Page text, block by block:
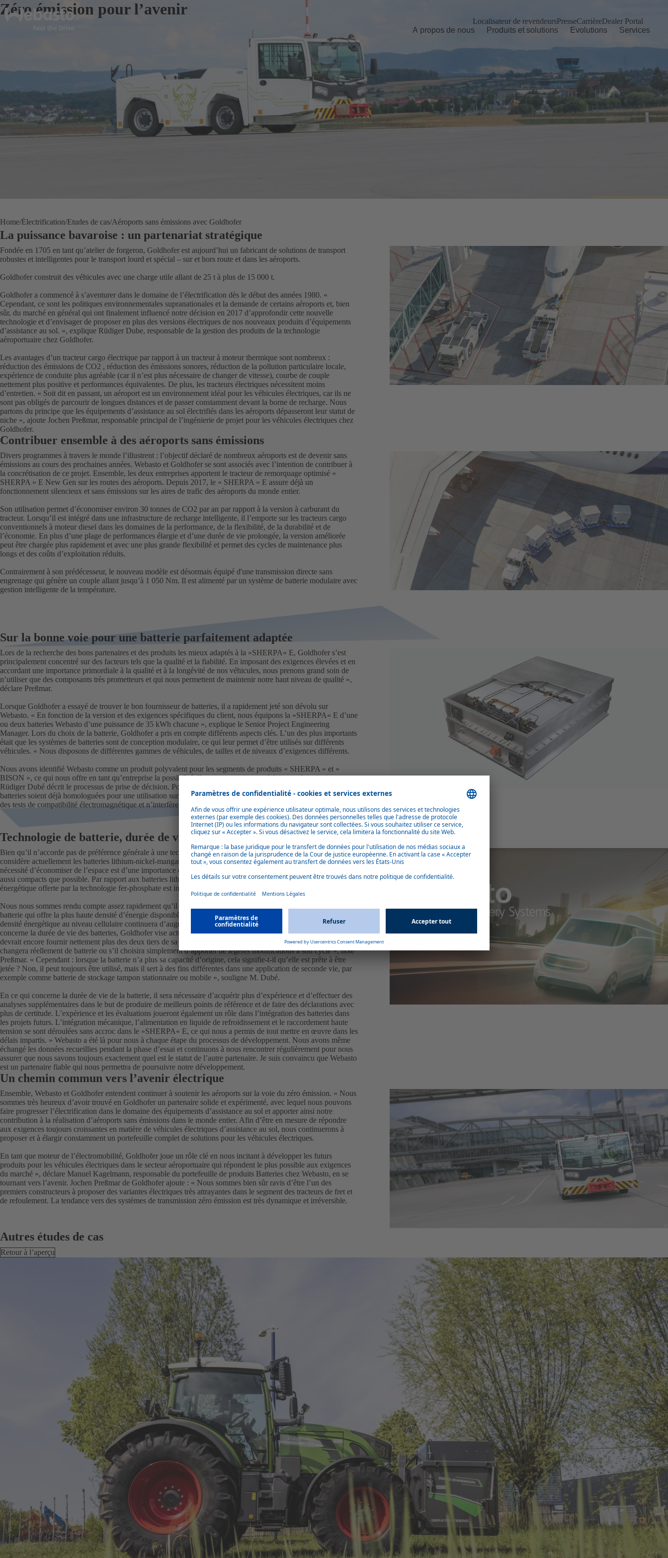
A propos de nous Produits et solutions Evolutions Services
Localisateur de revendeursPresseCarrièreDealer Portal
Zéro émission pour l’avenir
Home Électrification Etudes de cas Aéroports sans émissions avec Goldhofer
La puissance bavaroise : un partenariat stratégique
Fondée en 1705 en tant qu’atelier de forgeron, Goldhofer est aujourd’hui un fabricant de solutions de transport
robustes et intelligentes pour le transport lourd et spécial – sur et hors route et dans les aéroports.
Goldhofer construit des véhicules avec une charge utile allant de 25 t à plus de 15 000 t.
Goldhofer a commencé à s’aventurer dans le domaine de l’électrification dès le début des années 1980. «
Cependant, ce sont les politiques environnementales supranationales et la demande de certains aéroports et, bien
sûr, du marché en général qui ont finalement influencé notre décision en 2017 d’approfondir cette nouvelle
technologie et d’envisager de proposer en plus des versions électriques de nos nouveaux produits d’équipements
d’assistance au sol. », explique Rüdiger Dube, responsable de la gestion des produits de la technologie
aéroportuaire chez Goldhofer.
Les avantages d’un tracteur cargo électrique par rapport à un tracteur à moteur thermique sont nombreux :
réduction des émissions de CO2 , réduction des émissions sonores, réduction de la pollution particulaire locale,
expérience de conduite plus agréable (car il n’est plus nécessaire de changer de vitesse), courbe de couple
nettement plus positive et performances équivalentes. De plus, les tracteurs électriques nécessitent moins
d’entretien. « Soit dit en passant, un aéroport est un environnement idéal pour les véhicules électriques, car ils ne
sont pas obligés de parcourir de longues distances et de passer constamment devant la borne de recharge. Nous
partons du principe que les équipements d’assistance au sol électrifiés dans les aéroports dépasseront leur statut de
niche », ajoute Jochen Preßmar, responsable principal de l’ingénierie de projet pour les véhicules électriques chez
Goldhofer.
Contribuer ensemble à des aéroports sans émissions
Divers programmes à travers le monde l’illustrent : l’objectif déclaré de nombreux aéroports est de devenir sans
émissions au cours des prochaines années. Webasto et Goldhofer se sont associés avec l’intention de contribuer à
la concrétisation de ce projet. Ensemble, les deux entreprises apportent le tracteur de remorquage optimisé «
SHERPA » E New Gen sur les routes des aéroports. Depuis 2017, le « SHERPA » E assure déjà un
fonctionnement silencieux et sans émissions sur les aires de trafic des aéroports du monde entier.
Son utilisation permet d’économiser environ 30 tonnes de CO2 par an par rapport à la version à carburant du
tracteur. Lorsqu’il est intégré dans une infrastructure de recharge intelligente, il l’emporte sur les tracteurs cargo
conventionnels à moteur diesel dans les domaines de la performance, de la flexibilité, de la durabilité et de
l’économie. En plus d’une plage de performances élargie et d’une durée de vie prolongée, la version améliorée
peut être chargée plus rapidement et avec une plus grande flexibilité et permet des cycles de maintenance plus
longs et des coûts d’exploitation réduits.
Contrairement à son prédécesseur, le nouveau modèle est désormais équipé d'une transmission directe sans
engrenage qui génère un couple allant jusqu’à 1 050 Nm. Il est alimenté par un système de batterie modulaire avec
gestion intelligente de la température.
Sur la bonne voie pour une batterie parfaitement adaptée
Lors de la recherche des bons partenaires et des produits les mieux adaptés à la »SHERPA« E, Goldhofer s’est
principalement concentré sur des facteurs tels que la qualité et la fiabilité. En imposant des exigences élevées et en
accordant une importance primordiale à la qualité et à la longévité de nos véhicules, nous prenons grand soin de
n’utiliser que des composants très prometteurs et qui nous permettent de maintenir notre haut niveau de qualité »,
déclare Preßmar.
Lorsque Goldhofer a essayé de trouver le bon fournisseur de batteries, il a rapidement jeté son dévolu sur
Webasto. « En fonction de la version et des exigences spécifiques du client, nous équipons la »SHERPA« E d’une
ou deux batteries Webasto d’une puissance de 35 kWh chacune », explique le Senior Project Engineering
Manager. Lors du choix de la batterie, Goldhofer a pris en compte différents aspects clés. L’un des plus importants
était que les systèmes de batteries sont de conception modulaire, ce qui leur permet d’être utilisés sur différents
véhicules. « Nous disposons de différentes gammes de véhicules, de tailles et de niveaux d’exigences différents.
Nous avons identifié Webasto comme un produit polyvalent pour les segments de produits « SHERPA » et «
BISON », ce qui nous offre en tant qu’entreprise la possibilité d’une construction modulaire », c’est ainsi que
Rüdiger Dubé décrit le processus de prise de décision. Pour Goldhofer, il était également important que les
batteries soient déjà homologuées pour une utilisation sur route, ce qui est le cas ici, car elles ont été soumises à
des tests de compatibilité électromagnétique et n’interfèrent donc pas avec les composants radio ou électroniques.
Technologie de batterie, durée de vie et intégration
Bien qu’il n’accorde pas de préférence générale à une technologie de batterie par rapport à l’autre, Goldhofer
considère actuellement les batteries lithium-nickel-manganèse-oxyde de cobalt comme les plus efficaces. « La
nécessité d’économiser de l’espace est d’une importance capitale pour nous, car les véhicules sont censés être
aussi compacts que possible. Par rapport aux batteries lithium-nickel-manganèse-oxyde de cobalt, la densité
énergétique offerte par la technologie fer-phosphate est inférieure d’environ un tiers.
Nous nous sommes rendu compte assez rapidement qu’il était crucial pour nous d’équiper nos véhicules de la
batterie qui offre la plus haute densité d’énergie disponible sur le marché aujourd’hui. Nous espérons que la
densité énergétique au niveau cellulaire continuera d’augmenter à l’avenir », souligne Jochen Preßmar. En ce qui
concerne la durée de vie des batteries, Goldhofer vise actuellement au moins huit ans. Passé ce délai, la batterie
devrait encore fournir nettement plus des deux tiers de sa capacité de sortie d’origine. « Il reste à voir si le client
changera réellement de batterie ou s’il choisira simplement d’apporter de légères modifications à son cycle », note
Preßmar. « Cependant : lorsque la batterie n’a plus sa capacité d’origine, cela signifie-t-il qu’elle est prête à être
jetée ? Non, il peut toujours être utilisé, mais il sert à des fins différentes dans une application de seconde vie, par
exemple comme batterie de stockage tampon stationnaire ou mobile », souligne M. Dubé.
En ce qui concerne la durée de vie de la batterie, il sera nécessaire d’acquérir plus d’expérience et d’effectuer des
analyses supplémentaires dans le but de produire de meilleurs points de référence et de faire des déclarations avec
plus de certitude. L’expérience et les évaluations joueront également un rôle dans l’intégration des batteries dans
les projets futurs. L’intégration mécanique, l’alimentation en liquide de refroidissement et le raccordement haute
tension se sont déroulées sans accroc dans le »SHERPA« E, ce qui nous a permis de tout mettre en œuvre dans les
délais impartis. » Webasto a été là pour nous à chaque étape du processus de développement. Nous avons même
échangé les données recueillies pendant la phase d’essai et continuons à nous rencontrer régulièrement pour nous
assurer que nous savons toujours exactement quel est le statut de l’autre partenaire. Je suis convaincu que Webasto
est un partenaire fiable qui nous permettra de poursuivre notre développement.
Un chemin commun vers l’avenir électrique
Ensemble, Webasto et Goldhofer entendent continuer à soutenir les aéroports sur la voie du zéro émission. « Nous
sommes très heureux d’avoir trouvé en Goldhofer un partenaire solide et expérimenté, avec lequel nous pouvons
faire progresser l’électrification dans le domaine des équipements d’assistance au sol et apporter ainsi notre
contribution à la réalisation d’aéroports sans émissions dans le monde entier. Afin d’être en mesure de répondre
aux exigences toujours croissantes en matière de véhicules électriques d’assistance au sol, nous continuerons à
proposer et à élargir constamment un portefeuille complet de solutions pour les véhicules électriques.
En tant que moteur de l’électromobilité, Goldhofer joue un rôle clé en nous incitant à développer les futurs
produits pour les véhicules électriques dans le secteur aéroportuaire qui répondent le plus possible aux exigences
du marché », déclare Manuel Kagelmann, responsable du portefeuille de produits Batteries chez Webasto, en se
tournant vers l’avenir. Jochen Preßmar de Goldhofer ajoute : « Nous sommes bien sûr ravis d’être l’un des
premiers constructeurs à proposer des variantes électriques très attrayantes dans le segment des tracteurs de fret et
de refoulement. La tendance vers des systèmes de transmission zéro émission est très dynamique et irréversible.
Autres études de cas
Retour à l’aperçu